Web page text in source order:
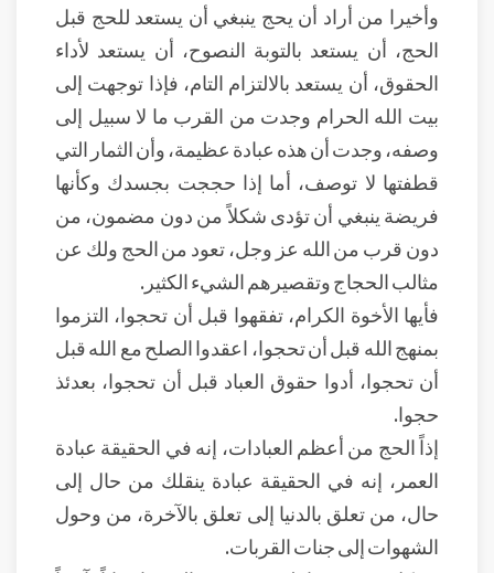
وأخيرا من أراد أن يحج ينبغي أن يستعد للحج قبل
الحج، أن يستعد بالتوبة النصوح، أن يستعد لأداء
الحقوق، أن يستعد بالالتزام التام، فإذا توجهت إلى
بيت الله الحرام وجدت من القرب ما لا سبيل إلى
وصفه، وجدت أن هذه عبادة عظيمة، وأن الثمار التي
قطفتها لا توصف، أما إذا حججت بجسدك وكأنها
فريضة ينبغي أن تؤدى شكلاً من دون مضمون، من
دون قرب من الله عز وجل، تعود من الحج ولك عن
مثالب الحجاج وتقصيرهم الشيء الكثير.
فأيها الأخوة الكرام، تفقهوا قبل أن تحجوا، التزموا
بمنهج الله قبل أن تحجوا، اعقدوا الصلح مع الله قبل
أن تحجوا، أدوا حقوق العباد قبل أن تحجوا، بعدئذ
حجوا.
إذاً الحج من أعظم العبادات، إنه في الحقيقة عبادة
العمر، إنه في الحقيقة عبادة ينقلك من حال إلى
حال، من تعلق بالدنيا إلى تعلق بالآخرة، من وحول
الشهوات إلى جنات القربات.